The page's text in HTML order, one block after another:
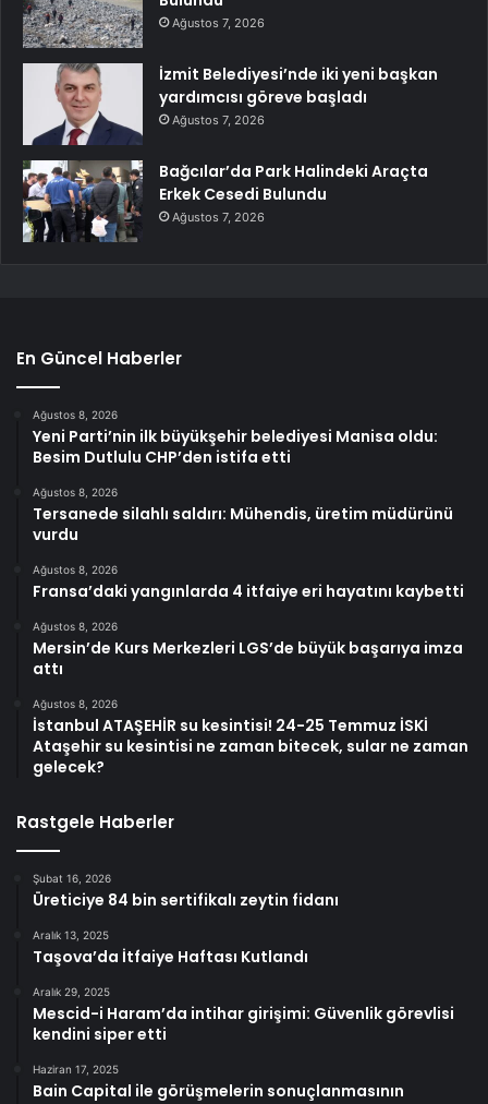
Ağustos 7, 2026
İzmit Belediyesi’nde iki yeni başkan
yardımcısı göreve başladı
Ağustos 7, 2026
Bağcılar’da Park Halindeki Araçta
Erkek Cesedi Bulundu
Ağustos 7, 2026
En Güncel Haberler
Ağustos 8, 2026
Yeni Parti’nin ilk büyükşehir belediyesi Manisa oldu:
Besim Dutlulu CHP’den istifa etti
Ağustos 8, 2026
Tersanede silahlı saldırı: Mühendis, üretim müdürünü
vurdu
Ağustos 8, 2026
Fransa’daki yangınlarda 4 itfaiye eri hayatını kaybetti
Ağustos 8, 2026
Mersin’de Kurs Merkezleri LGS’de büyük başarıya imza
attı
Ağustos 8, 2026
İstanbul ATAŞEHİR su kesintisi! 24-25 Temmuz İSKİ
Ataşehir su kesintisi ne zaman bitecek, sular ne zaman
gelecek?
Rastgele Haberler
Şubat 16, 2026
Üreticiye 84 bin sertifikalı zeytin fidanı
Aralık 13, 2025
Taşova’da İtfaiye Haftası Kutlandı
Aralık 29, 2025
Mescid-i Haram’da intihar girişimi: Güvenlik görevlisi
kendini siper etti
Haziran 17, 2025
Bain Capital ile görüşmelerin sonuçlanmasının